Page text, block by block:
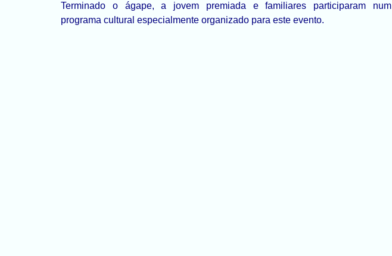
Terminado o ágape, a jovem premiada e familiares participaram num
programa cultural especialmente organizado para este evento.